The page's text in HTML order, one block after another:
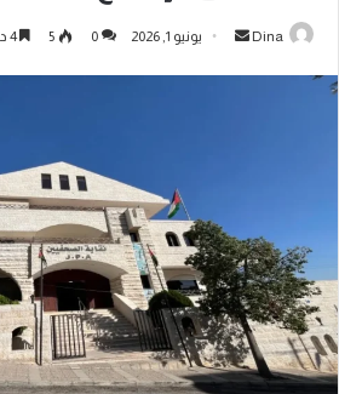
Dina يونيو 1, 2026 0
5 4 دقائق